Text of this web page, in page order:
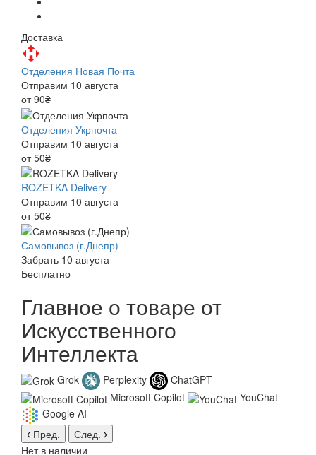
Доставка
Отделения Новая Почта
Отправим 10 августа
от 90₴
Отделения Укрпочта
Отправим 10 августа
от 50₴
ROZETKA Delivery
Отправим 10 августа
от 50₴
Самовывоз (г.Днепр)
Забрать 10 августа
Бесплатно
Главное о товаре от
Искусственного
Интеллекта
Grok Perplexity
ChatGPT
Microsoft Copilot
YouChat
Google AI
Пред.
След.
Нет в наличии